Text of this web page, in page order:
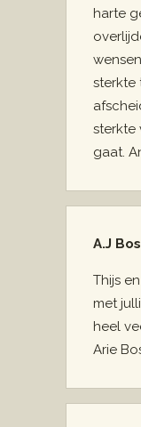
harte
sterkte
sterkte
gaat.
A.J
Thijs
met
heel
Arie